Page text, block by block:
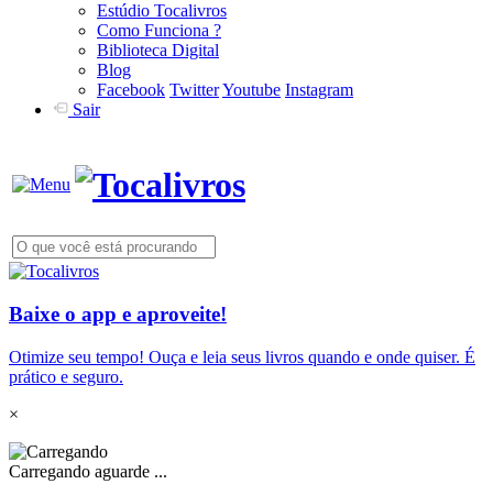
Estúdio Tocalivros
Como Funciona ?
Biblioteca Digital
Blog
Facebook TwitterYoutube Instagram
Sair
Baixe o app e aproveite!
Otimize seu tempo! Ouça e leia seus livros quando e onde quiser. É
prático e seguro.
×
Carregando aguarde ...